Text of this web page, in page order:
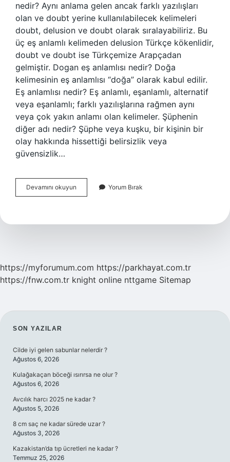
nedir? Aynı anlama gelen ancak farklı yazılışları
olan ve doubt yerine kullanılabilecek kelimeleri
doubt, delusion ve doubt olarak sıralayabiliriz. Bu
üç eş anlamlı kelimeden delusion Türkçe kökenlidir,
doubt ve doubt ise Türkçemize Arapçadan
gelmiştir. Dogan eş anlamlısı nedir? Doğa
kelimesinin eş anlamlısı “doğa” olarak kabul edilir.
Eş anlamlısı nedir? Eş anlamlı, eşanlamlı, alternatif
veya eşanlamlı; farklı yazılışlarına rağmen aynı
veya çok yakın anlamı olan kelimeler. Şüphenin
diğer adı nedir? Şüphe veya kuşku, bir kişinin bir
olay hakkında hissettiği belirsizlik veya
güvensizlik…
Devamını okuyun Şüphenin
Eş
Mudur
Yorum Bırak
https://myforumum.com https://parkhayat.com.tr
https://fnw.com.tr knight online nttgame Sitemap
SIDEBAR
SON YAZILAR
Cilde iyi gelen sabunlar nelerdir ?
Ağustos 6, 2026
Kulağakaçan böceği ısırırsa ne olur ?
Ağustos 6, 2026
Avcılık harcı 2025 ne kadar ?
Ağustos 5, 2026
8 cm saç ne kadar sürede uzar ?
Ağustos 3, 2026
Kazakistan’da tıp ücretleri ne kadar ?
Temmuz 25, 2026